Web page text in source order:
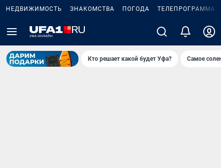
НЕДВИЖИМОСТЬ ЗНАКОМСТВА ПОГОДА ТЕЛЕПРОГРАММА
Кто решает какой будет Уфа? Самое